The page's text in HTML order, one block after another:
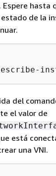
Espere hasta
de la
del
el valor de
está
una VNI.